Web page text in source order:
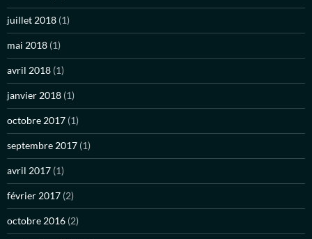
juillet 2018 (1)
mai 2018 (1)
avril 2018 (1)
janvier 2018 (1)
octobre 2017 (1)
septembre 2017 (1)
avril 2017 (1)
février 2017 (2)
octobre 2016 (2)